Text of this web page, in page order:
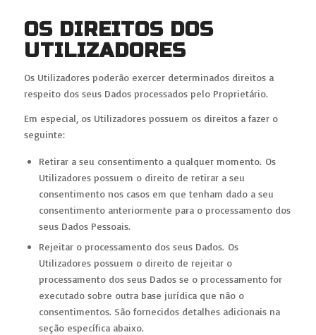
OS DIREITOS DOS
UTILIZADORES
Os Utilizadores poderão exercer determinados direitos a
respeito dos seus Dados processados pelo Proprietário.
Em especial, os Utilizadores possuem os direitos a fazer o
seguinte:
Retirar a seu consentimento a qualquer momento. Os
Utilizadores possuem o direito de retirar a seu
consentimento nos casos em que tenham dado a seu
consentimento anteriormente para o processamento dos
seus Dados Pessoais.
Rejeitar o processamento dos seus Dados. Os
Utilizadores possuem o direito de rejeitar o
processamento dos seus Dados se o processamento for
executado sobre outra base jurídica que não o
consentimentos. São fornecidos detalhes adicionais na
seção específica abaixo.